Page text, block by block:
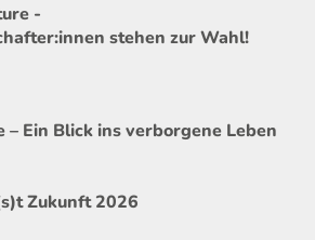
-
stehen zur Wahl!
– Ein Blick ins verborgene Leben
Zukunft 2026